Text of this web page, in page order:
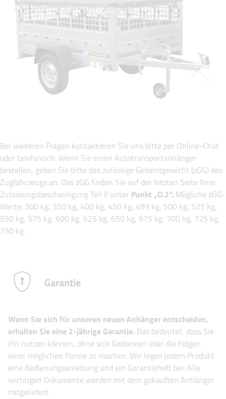
Bei weiteren Fragen kontaktieren Sie uns bitte per Online-Chat
oder telefonisch. Wenn Sie einen Autotransportanhänger
bestellen, geben Sie bitte das zulässige Gesamtgewicht (zGG) des
Zugfahrzeugs an. Das zGG finden Sie auf der letzten Seite Ihrer
Zulassungsbescheinigung Teil II unter Punkt „O.2“. Mögliche zGG-
Werte: 300 kg, 350 kg, 400 kg, 450 kg, 499 kg, 500 kg, 525 kg,
550 kg, 575 kg, 600 kg, 625 kg, 650 kg, 675 kg, 700 kg, 725 kg,
750 kg.
Garantie
Wenn Sie sich für unseren neuen Anhänger entscheiden,
erhalten Sie eine 2-jährige Garantie. Das bedeutet, dass Sie
ihn nutzen können, ohne sich Gedanken über die Folgen
einer möglichen Panne zu machen. Wir legen jedem Produkt
eine Bedienungsanleitung und ein Garantieheft bei. Alle
wichtigen Dokumente werden mit dem gekauften Anhänger
mitgeliefert.